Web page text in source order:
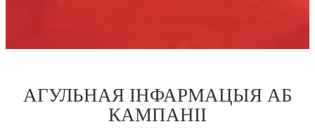
АГУЛЬНАЯ ІНФАРМАЦЫЯ АБ
КАМПАНІІ